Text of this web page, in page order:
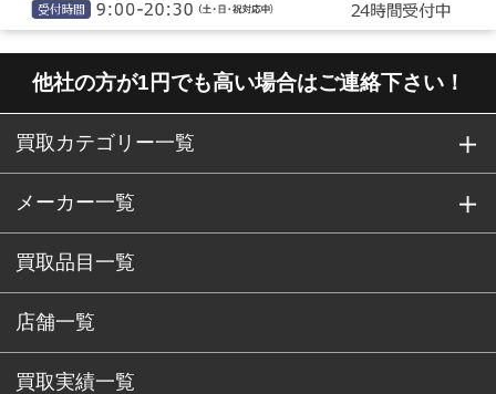
他社の方が1円でも高い場合はご連絡下さい！
買取カテゴリー一覧
メーカー一覧
買取品目一覧
店舗一覧
買取実績一覧